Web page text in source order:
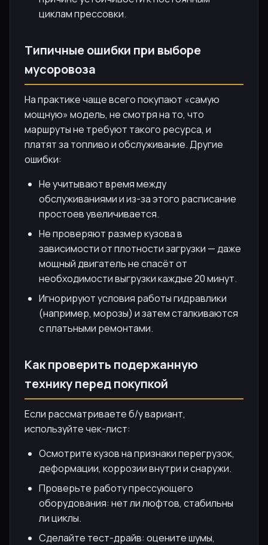
циклам прессовки.
Типичные ошибки при выборе
мусоровоза
На практике чаще всего покупают «самую
мощную» модель, не смотря на то, что
маршруты не требуют такого ресурса, и
платят за топливо и обслуживание. Другие
ошибки:
Не учитывают время между
обслуживаниями и из-за этого расписание
простоев увеличивается.
Не проверяют размер кузова в
зависимости от плотности загрузки — даже
мощный двигатель не спасёт от
необходимости выгрузки каждые 20 минут.
Игнорируют условия работы гидравлики
(например, морозы) и затем сталкиваются
с платьными ремонтами.
Как проверить подержанную
технику перед покупкой
Если рассматриваете б/у вариант,
используйте чек-лист:
Осмотрите кузов на признаки перегрузок,
деформации, коррозии внутри и снаружи.
Проверьте работу прессующего
оборудования: нет ли люфтов, стабильны
ли циклы.
Сделайте тест-драйв: оцените шумы,